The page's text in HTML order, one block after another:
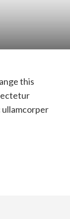
this
ullamcorper